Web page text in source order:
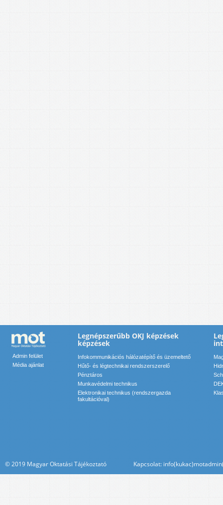
Admin felület
Média ajánlat
Legnépszerűbb OKJ képzések
képzések
Infokommunikációs hálózatépítő és üzemeltető
Hűtő- és légtechnikai rendszerszerelő
Pénztáros
Munkavédelmi technikus
Elektronikai technikus (rendszergazda
fakultációval)
© 2019 Magyar Oktatási Tájékoztató Kapcsolat: